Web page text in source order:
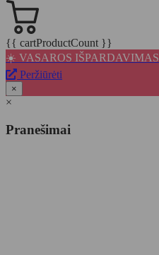
{{ cartProductCount }}
☀️ VASAROS IŠPARDAVIMAS
Peržiūrėti
×
×
Pranešimai